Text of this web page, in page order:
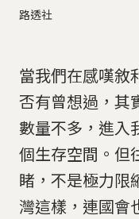
路透社
當我們在感嘆敘
否有曾想過，其
數量不多，進入
個生存空間。但
睹，不是極力限
灣這樣，連國會